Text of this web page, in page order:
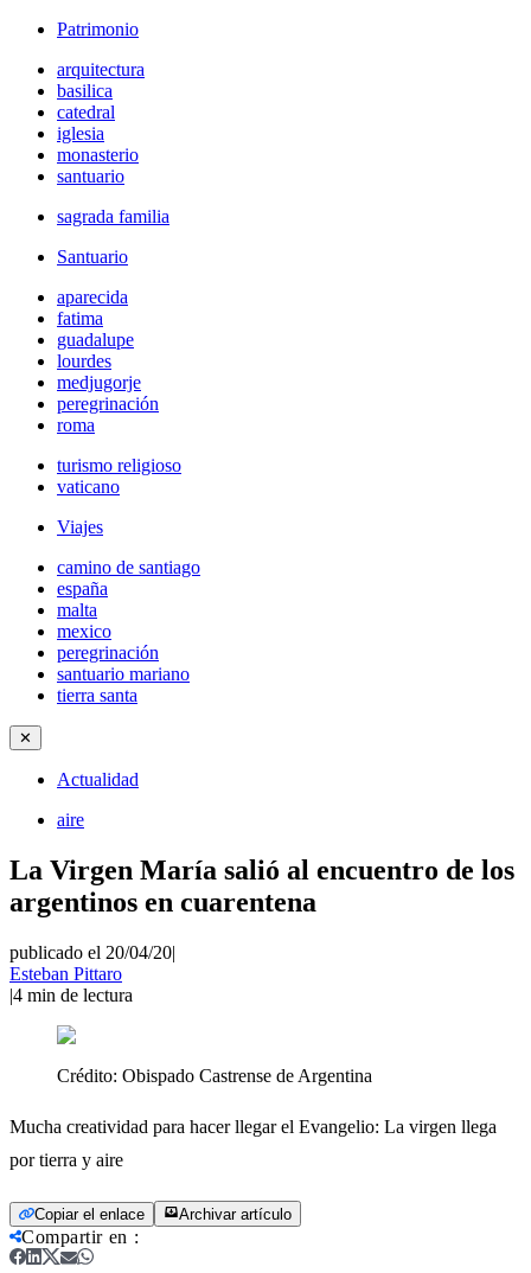
Patrimonio
arquitectura
basilica
catedral
iglesia
monasterio
santuario
sagrada familia
Santuario
aparecida
fatima
guadalupe
lourdes
medjugorje
peregrinación
roma
turismo religioso
vaticano
Viajes
camino de santiago
españa
malta
mexico
peregrinación
santuario mariano
tierra santa
✕
Actualidad
aire
La Virgen María salió al encuentro de los
argentinos en cuarentena
publicado el 20/04/20|
Esteban Pittaro
|4 min de lectura
Crédito: Obispado Castrense de Argentina
Mucha creatividad para hacer llegar el Evangelio: La virgen llega
por tierra y aire
Copiar el enlace Archivar artículo
Compartir en :